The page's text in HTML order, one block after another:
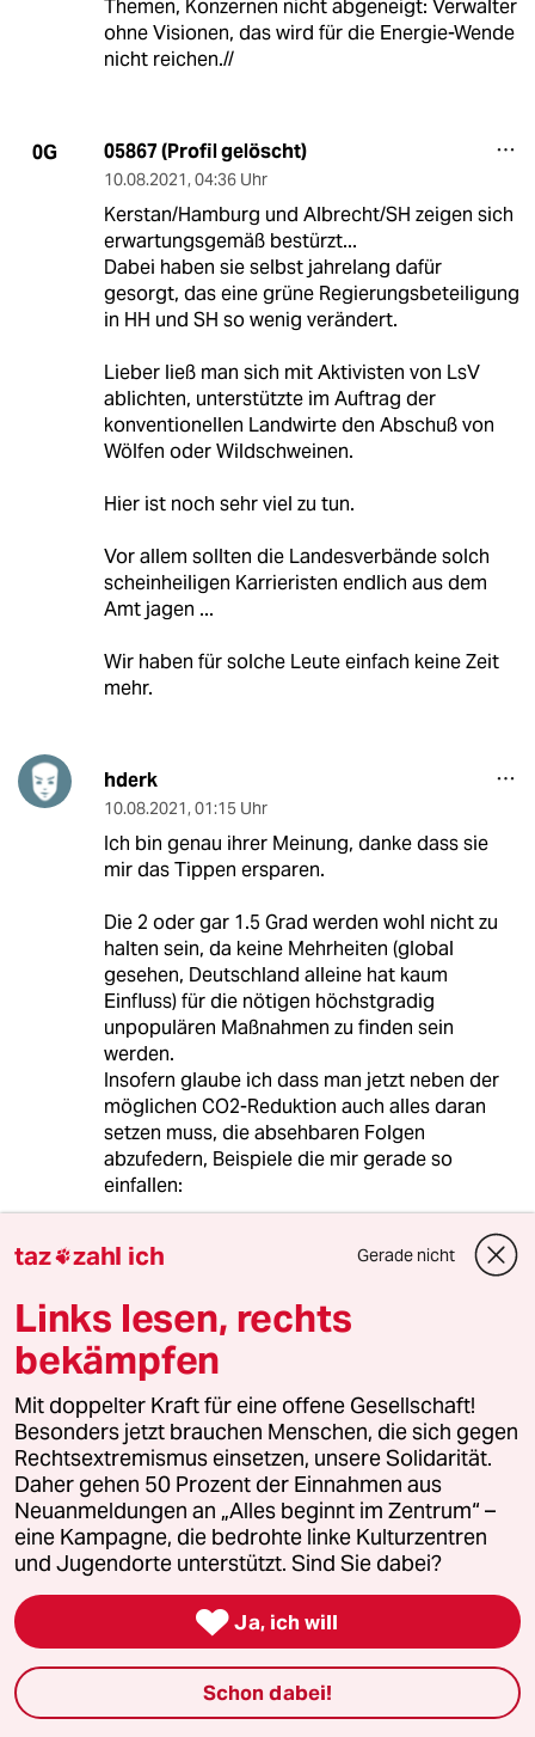
Themen, Konzernen nicht abgeneigt: Verwalter
ohne Visionen, das wird für die Energie-Wende
nicht reichen.//
0G 05867 (Profil gelöscht)
10.08.2021, 04:36 Uhr
Kerstan/Hamburg und Albrecht/SH zeigen sich
erwartungsgemäß bestürzt...
Dabei haben sie selbst jahrelang dafür
gesorgt, das eine grüne Regierungsbeteiligung
in HH und SH so wenig verändert.
Lieber ließ man sich mit Aktivisten von LsV
ablichten, unterstützte im Auftrag der
konventionellen Landwirte den Abschuß von
Wölfen oder Wildschweinen.
Hier ist noch sehr viel zu tun.
Vor allem sollten die Landesverbände solch
scheinheiligen Karrieristen endlich aus dem
Amt jagen ...
Wir haben für solche Leute einfach keine Zeit
mehr.
hderk
10.08.2021, 01:15 Uhr
Ich bin genau ihrer Meinung, danke dass sie
mir das Tippen ersparen.
Die 2 oder gar 1.5 Grad werden wohl nicht zu
halten sein, da keine Mehrheiten (global
gesehen, Deutschland alleine hat kaum
Einfluss) für die nötigen höchstgradig
unpopulären Maßnahmen zu finden sein
werden.
Insofern glaube ich dass man jetzt neben der
möglichen CO2-Reduktion auch alles daran
setzen muss, die absehbaren Folgen
abzufedern, Beispiele die mir gerade so
einfallen:
- Hochwasser-Schutzanlagen an allen Meeren
und Flüssen, inkl. Sperrsystemen,
ausweisen, Ertüchtigung aller bestehenden
Staumauern und Deiche
- Neue große Speichersysteme (z.B. Stauseen),
auch um Regenwasser für Dürrezeiten zu
sammeln
- Umgestaltung der Städte/Architektur
orientiert am Städtebau in wärmeren
Gegenden sowie Ausbau von
Abwassersystemen (z.B. wie in Tokyo)
- Technische und personelle Aufrüstung von
- Wälder z.B. durch Brandschneisen um
taz zahl ich Gerade nicht
Links lesen, rechts
bekämpfen
Mit doppelter Kraft für eine offene Gesellschaft!
Besonders jetzt brauchen Menschen, die sich gegen
Rechtsextremismus einsetzen, unsere Solidarität.
Daher gehen 50 Prozent der Einnahmen aus
Neuanmeldungen an „Alles beginnt im Zentrum“ –
eine Kampagne, die bedrohte linke Kulturzentren
und Jugendorte unterstützt. Sind Sie dabei?
 Ja, ich will
Schon dabei!